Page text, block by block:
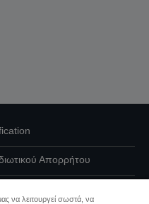
Απορρήτου
να λειτουργεί σωστά, να